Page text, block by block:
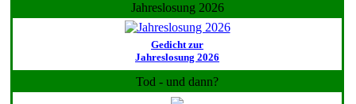
Jahreslosung 2026
Gedicht zur
Jahreslosung 2026
Tod - und dann?